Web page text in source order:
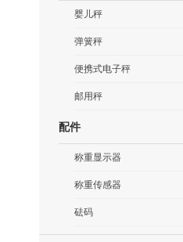
婴儿秤
弹簧秤
便携式电子秤
邮用秤
配件
称重显示器
称重传感器
砝码